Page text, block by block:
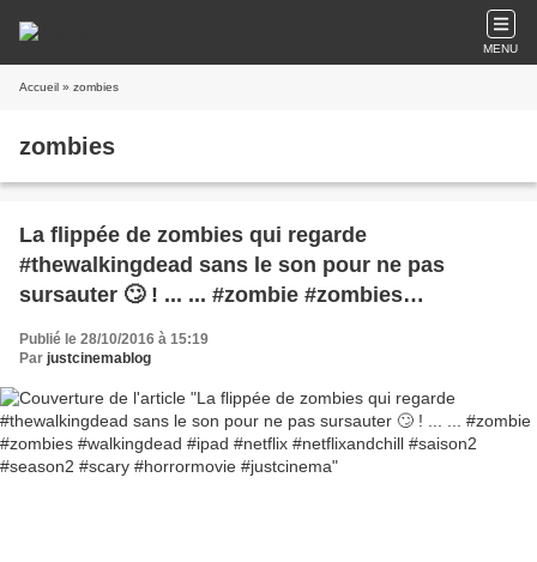
MENU
Accueil » zombies
zombies
La flippée de zombies qui regarde
#thewalkingdead sans le son pour ne pas
sursauter 🙄 ! ... ... #zombie #zombies
#walkingdead #ipad #netflix #netflixandchill
#saison2 #season2 #scary #horrormovie
Publié le 28/10/2016 à 15:19
Par justcinemablog